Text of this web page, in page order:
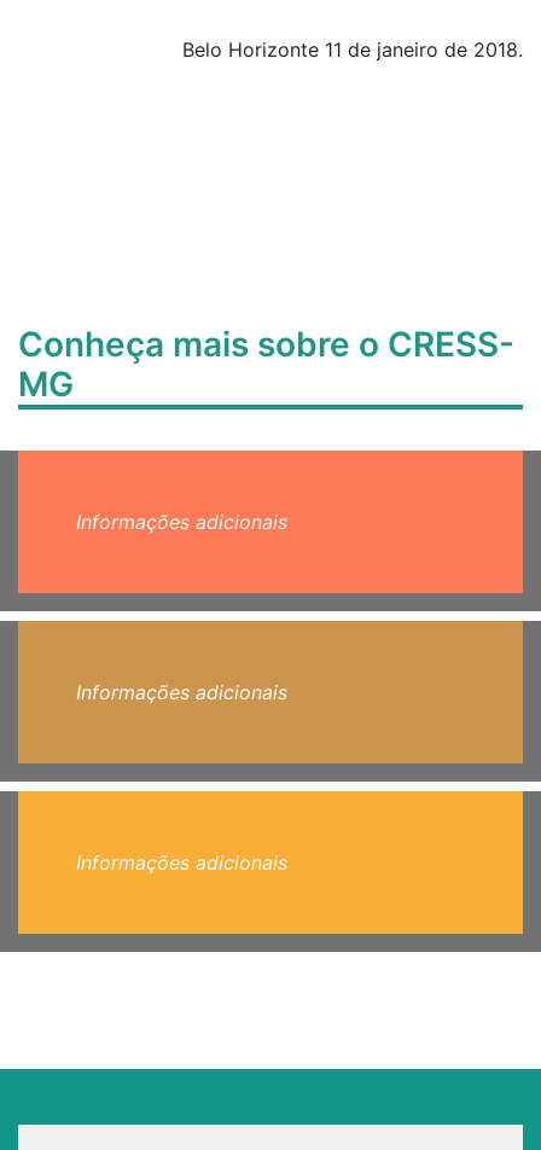
Belo Horizonte 11 de janeiro de 2018.
Conheça mais sobre o CRESS-
MG
Informações adicionais
Informações adicionais
Informações adicionais